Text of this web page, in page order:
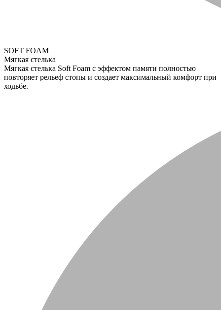
SOFT FOAM
Мягкая стелька
Мягкая стелька Soft Foam с эффектом памяти полностью
повторяет рельеф стопы и создает максимальный комфорт при
ходьбе.